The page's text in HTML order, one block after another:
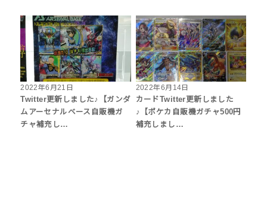
2022年6月21日
Twitter更新しました♪【ガンダ
ムアーセナルベース自販機ガ
チャ補充し…
2022年6月14日
カードTwitter更新しました
♪【ポケカ自販機ガチャ500円
補充しまし…